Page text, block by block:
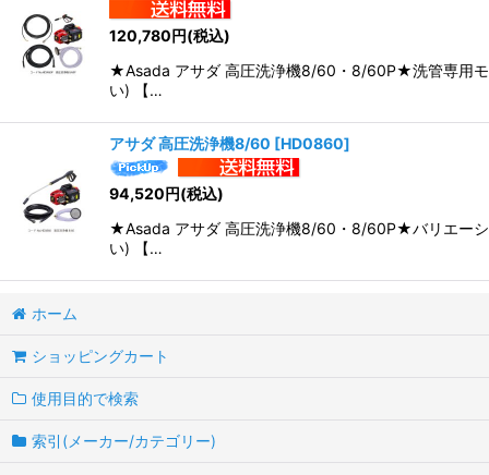
120,780円(税込)
★Asada アサダ 高圧洗浄機8/60・8/60P★洗管専用モ
い) 【…
アサダ 高圧洗浄機8/60 [HD0860]
94,520円(税込)
★Asada アサダ 高圧洗浄機8/60・8/60P★バリエーシ
い) 【…
ホーム
ショッピングカート
使用目的で検索
索引(メーカー/カテゴリー)